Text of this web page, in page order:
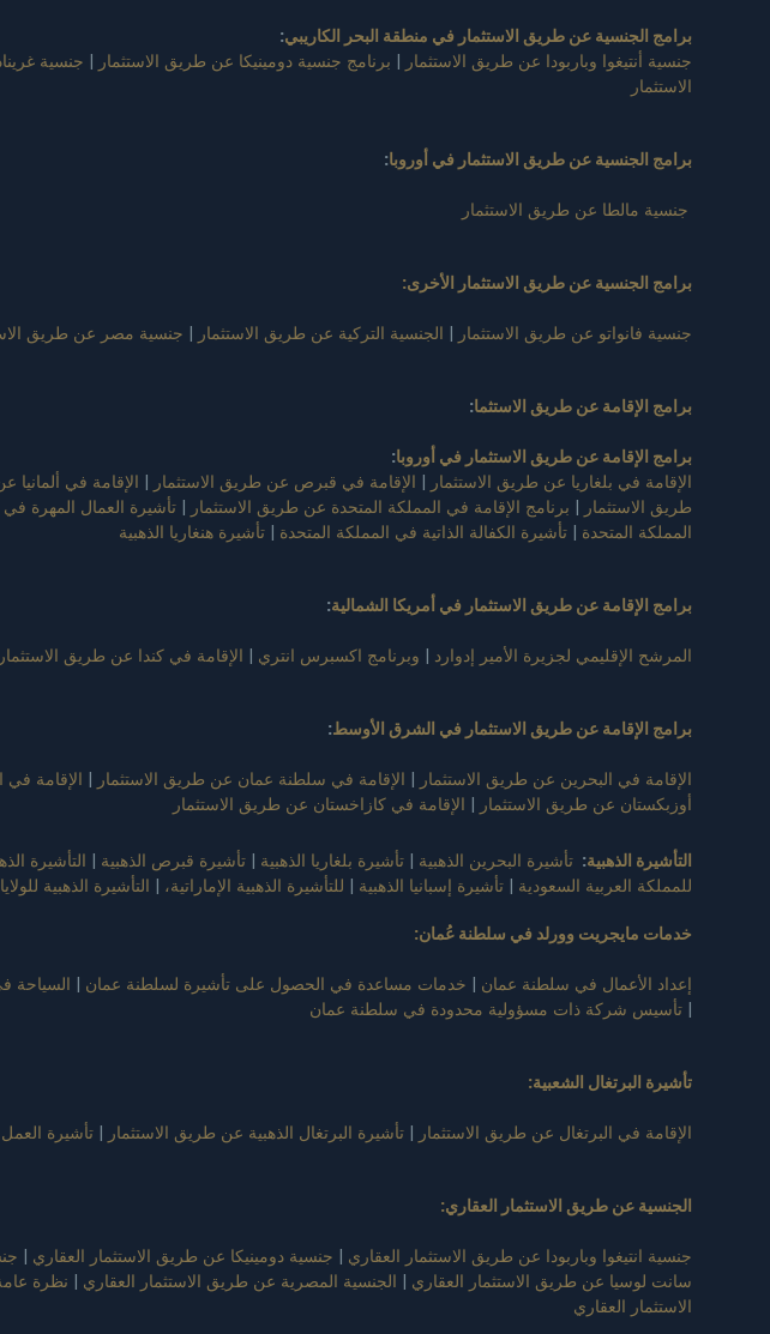
برامج الجنسية عن طريق الاستثمار في منطقة البحر الكاريبي:
جنسية أنتيغوا وباربودا عن طريق الاستثمار | برنامج جنسية دومينيكا عن طريق الاستثمار | جنسية
الاستثمار
برامج الجنسية عن طريق الاستثمار في أوروبا:
جنسية مالطا عن طريق الاستثمار
برامج الجنسية عن طريق الاستثمار الأخرى:
جنسية فانواتو عن طريق الاستثمار | الجنسية التركية عن طريق الاستثمار | جنسية مصر عن طريق
برامج الإقامة عن طريق الاستثما:
برامج الإقامة عن طريق الاستثمار في أوروبا:
الإقامة في بلغاريا عن طريق الاستثمار | الإقامة في قبرص عن طريق الاستثمار | الإقامة في ألمانيا
طريق الاستثمار | برنامج الإقامة في المملكة المتحدة عن طريق الاستثمار | تأشيرة العمال المهرة في
المملكة المتحدة | تأشيرة الكفالة الذاتية في المملكة المتحدة | تأشيرة هنغاريا الذهبية
برامج الإقامة عن طريق الاستثمار في أمريكا الشمالية:
المرشح الإقليمي لجزيرة الأمير إدوارد | وبرنامج اكسبرس انتري | الإقامة في كندا عن طريق الاستثمار
برامج الإقامة عن طريق الاستثمار في الشرق الأوسط:
الإقامة في البحرين عن طريق الاستثمار | الإقامة في سلطنة عمان عن طريق الاستثمار | الإقامة في
أوزبكستان عن طريق الاستثمار | الإقامة في كازاخستان عن طريق الاستثمار
التأشيرة الذهبية: تأشيرة البحرين الذهبية | تأشيرة بلغاريا الذهبية | تأشيرة قبرص الذهبية | التأشيرة
للمملكة العربية السعودية | تأشيرة إسبانيا الذهبية | للتأشيرة الذهبية الإماراتية، | التأشيرة الذهبية
خدمات مايجريت وورلد في سلطنة عُمان:
إعداد الأعمال في سلطنة عمان | خدمات مساعدة في الحصول على تأشيرة لسلطنة عمان | السياحة
| تأسيس شركة ذات مسؤولية محدودة في سلطنة عمان
تأشيرة البرتغال الشعبية:
الإقامة في البرتغال عن طريق الاستثمار | تأشيرة البرتغال الذهبية عن طريق الاستثمار | تأشيرة العمل
الجنسية عن طريق الاستثمار العقاري:
جنسية انتيغوا وباربودا عن طريق الاستثمار العقاري | جنسية دومينيكا عن طريق الاستثمار العقاري |
سانت لوسيا عن طريق الاستثمار العقاري | الجنسية المصرية عن طريق الاستثمار العقاري | نظرة
الاستثمار العقاري